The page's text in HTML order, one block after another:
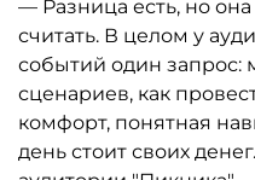
— Разница есть, но
считать. В целом у
событий один запрос:
сценариев, как
комфорт, понятная
день стоит своих